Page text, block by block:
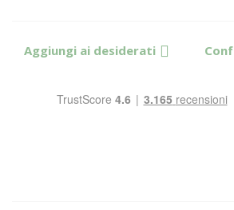
Aggiungi ai desiderati